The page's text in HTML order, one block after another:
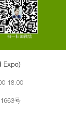
Expo)
18:00
号